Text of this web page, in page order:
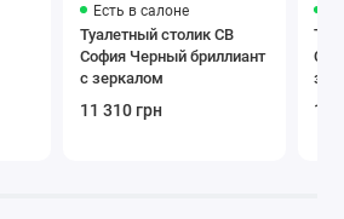
Есть в салоне
Туалетный столик СВ
София Черный бриллиант
с зеркалом
11 310 грн 12